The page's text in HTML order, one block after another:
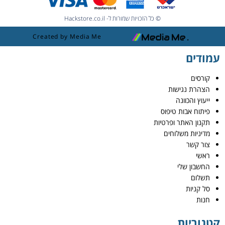
© כל הזכויות שמורות ל- Hackstore.co.il
Created by Media Me
עמודים
קורסים
הצהרת נגישות
ייעוץ והכוונה
פיתוח אבות טיפוס
תקנון האתר ופרטיות
מדיניות משלוחים
צור קשר
ראשי
החשבון שלי
תשלום
סל קניות
חנות